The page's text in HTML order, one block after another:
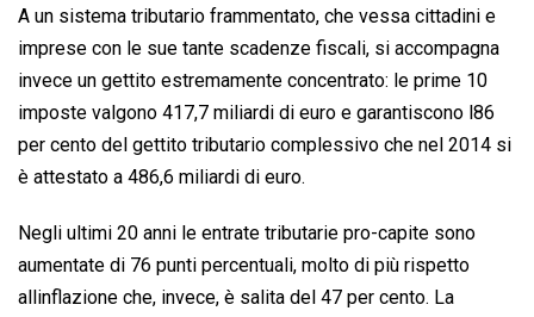
o
k
p
p
I
n
s
n
k
A un sistema tributario frammentato, che vessa cittadini e
imprese con le sue tante scadenze fiscali, si accompagna
invece un gettito estremamente concentrato: le prime 10
imposte valgono 417,7 miliardi di euro e garantiscono l86
per cento del gettito tributario complessivo che nel 2014 si
è attestato a 486,6 miliardi di euro.
Negli ultimi 20 anni le entrate tributarie pro-capite sono
aumentate di 76 punti percentuali, molto di più rispetto
allinflazione che, invece, è salita del 47 per cento. La